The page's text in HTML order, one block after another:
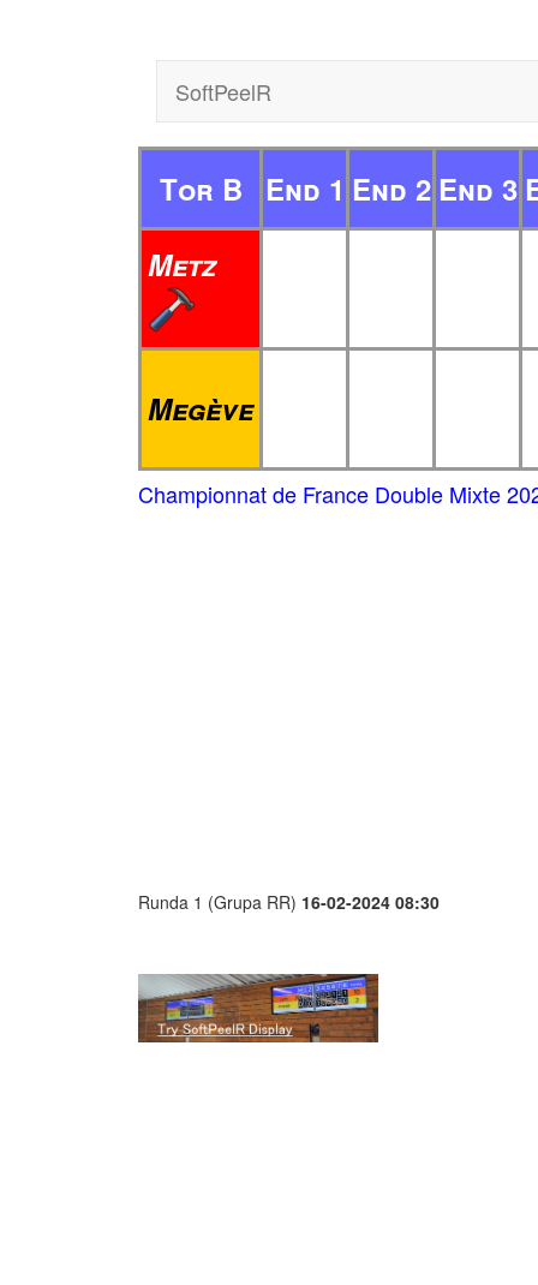
SoftPeelR
Tor B End 1 End 2 End 3
Metz
Megève
Championnat de France Double Mixte
Runda 1 (Grupa RR) 16-02-2024 08:30